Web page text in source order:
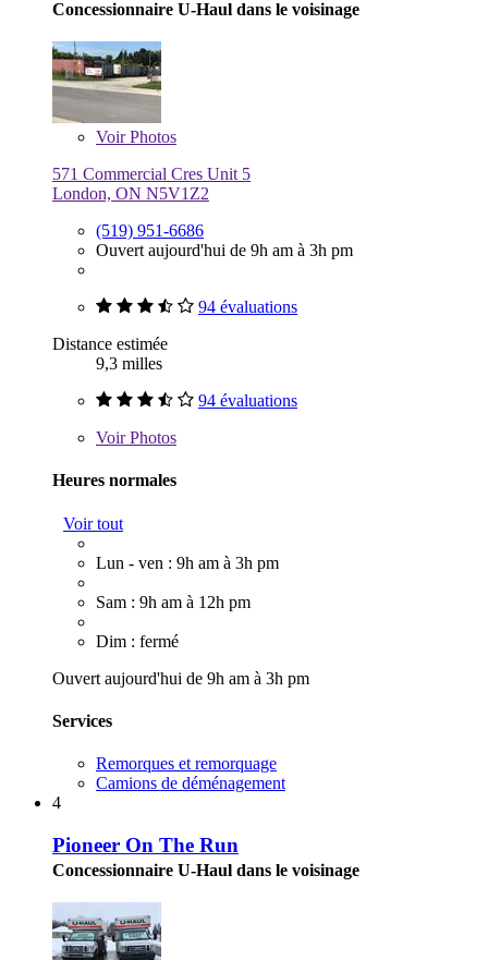
Concessionnaire U-Haul dans le voisinage
VoirPhotos
571 Commercial Cres Unit 5
London, ON N5V1Z2
(519) 951-6686
Ouvert aujourd'hui de 9h am à 3h pm
94 évaluations
Distance estimée
9,3 milles
94 évaluations
VoirPhotos
Heures normales
Voir tout
Lun - ven : 9h am à 3h pm
Sam : 9h am à 12h pm
Dim : fermé
Ouvert aujourd'hui de 9h am à 3h pm
Services
Remorques et remorquage
Camions de déménagement
4
Pioneer On The Run
Concessionnaire U-Haul dans le voisinage